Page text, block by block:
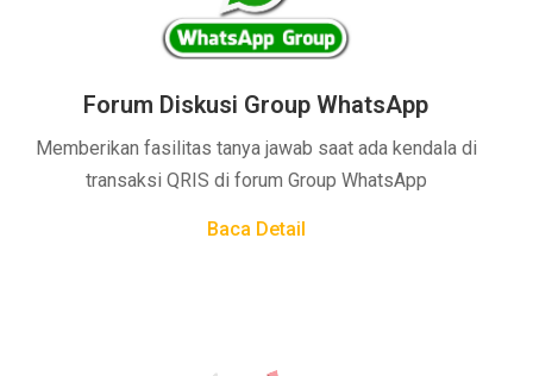
Forum Diskusi Group WhatsApp
Memberikan fasilitas tanya jawab saat ada kendala di
transaksi QRIS di forum Group WhatsApp
Baca Detail